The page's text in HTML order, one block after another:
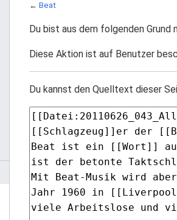
← Beat
Du bist aus dem folgenden
Diese Aktion ist auf Benutzer
Du kannst den Quelltext dieser